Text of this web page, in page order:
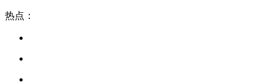
热点：